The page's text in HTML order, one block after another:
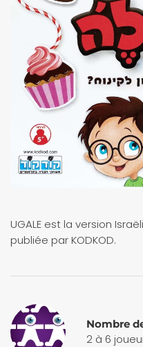
UGALE est la version
publiée par KODKOD.
Nombre
2 à 6